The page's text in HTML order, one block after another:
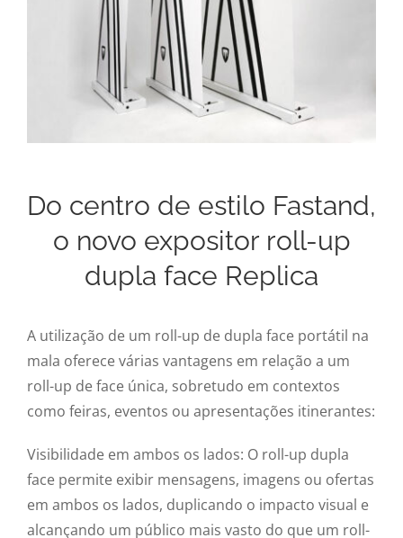
Do centro de estilo Fastand,
o novo expositor roll-up
dupla face Replica
A utilização de um roll-up de dupla face portátil na
mala oferece várias vantagens em relação a um
roll-up de face única, sobretudo em contextos
como feiras, eventos ou apresentações itinerantes:
Visibilidade em ambos os lados: O roll-up dupla
face permite exibir mensagens, imagens ou ofertas
em ambos os lados, duplicando o impacto visual e
alcançando um público mais vasto do que um roll-